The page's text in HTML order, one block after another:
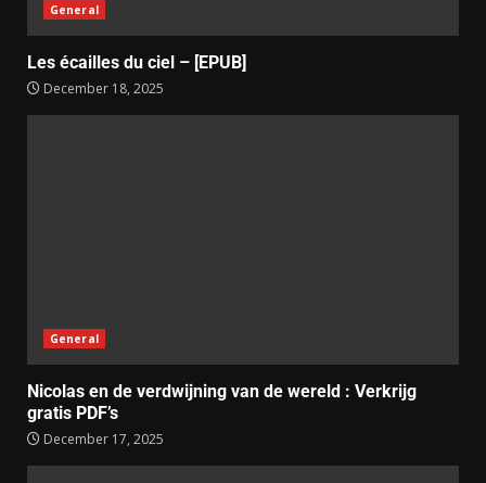
General
Les écailles du ciel – [EPUB]
December 18, 2025
General
Nicolas en de verdwijning van de wereld : Verkrijg
gratis PDF’s
December 17, 2025